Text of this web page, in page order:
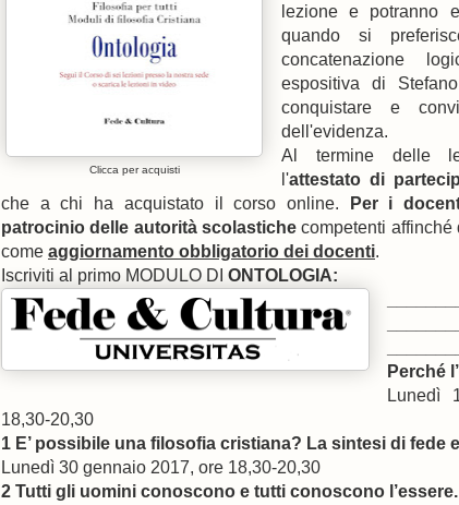
Clicca per acquisti
lezione e potranno
quando si
concatenazione
espositiva di
conquistare e
dell'evidenza.
Al termine delle
l'attestato di
che a chi ha acquistato il corso online.
Per i
patrocinio delle autorità scolastiche competenti
come aggiornamento obbligatorio dei docenti.
Iscriviti al primo MODULO DI ONTOLOGIA:
Perché
Lunedì
18,30-20,30
1 E’ possibile una filosofia cristiana? La sintesi di fede
Lunedì 30 gennaio 2017, ore 18,30-20,30
2 Tutti gli uomini conoscono e tutti conoscono l’essere.